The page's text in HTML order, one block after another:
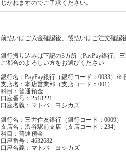
じかねますのでご了承ください。
前払いはご入金確認後、後払いはご注文確認
銀行振り込みは下記の3カ所（PayPay銀行、
ご都合のよろしい方をお選びください
銀行名：PayPay銀行（銀行コード：0033）※
支店名：本店営業部（支店コード：001）
科目：普通預金
口座番号：2518221
口座名義：マトバ ヨシカズ
銀行名：三井住友銀行（銀行コード：0009）
支店名：渋谷駅前支店（支店コード：234）
科目：普通預金
口座番号：4632682
口座名義：マトバ ヨシカズ